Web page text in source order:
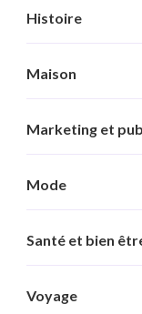
Histoire
Maison
Marketing et
Mode
Santé et bien
Voyage